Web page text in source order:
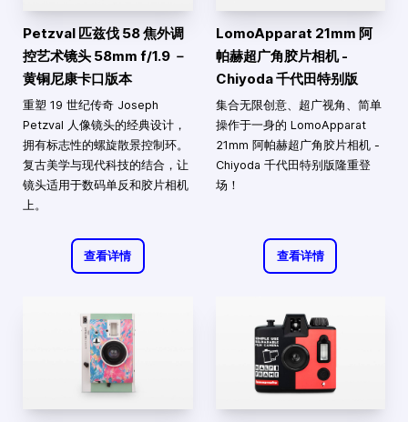
Petzval 匹兹伐 58 焦外调
控艺术镜头 58mm f/1.9 －
黄铜尼康卡口版本
重塑 19 世纪传奇 Joseph
Petzval 人像镜头的经典设计，
拥有标志性的螺旋散景控制环。
复古美学与现代科技的结合，让
镜头适用于数码单反和胶片相机
上。
查看详情
LomoApparat 21mm 阿
帕赫超广角胶片相机 -
Chiyoda 千代田特别版
集合无限创意、超广视角、简单
操作于一身的 LomoApparat
21mm 阿帕赫超广角胶片相机 -
Chiyoda 千代田特别版隆重登
场！
查看详情